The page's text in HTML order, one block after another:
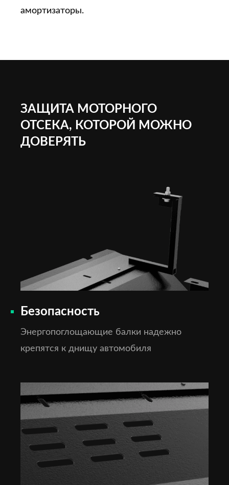
амортизаторы.
ЗАЩИТА МОТОРНОГО
ОТСЕКА, КОТОРОЙ МОЖНО
ДОВЕРЯТЬ
Безопасность
Энергопоглощающие балки надежно
крепятся к днищу автомобиля